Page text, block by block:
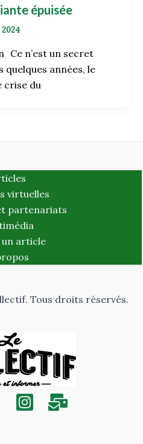
épuisée
2024
Ce n’est un secret
quelques années, le
crise du
virtuelles
partenariats
article
Tous droits réservés.